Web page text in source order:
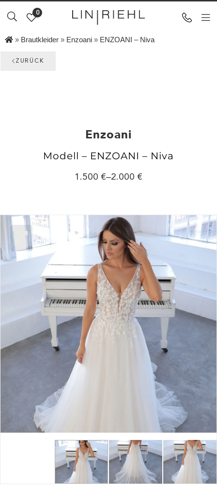
0
» Brautkleider » Enzoani » ENZOANI – Niva
ZURÜCK
Enzoani
Modell – ENZOANI – Niva
1.500 –2.000